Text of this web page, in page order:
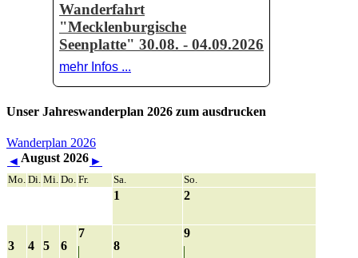
Wanderfahrt
"Mecklenburgische
Seenplatte" 30.08. - 04.09.2026
mehr Infos ...
Unser Jahreswanderplan 2026 zum ausdrucken
Wanderplan 2026
◄ August 2026 ►
Mo. Di. Mi. Do. Fr. Sa. So.
1 2
3 4 5 6
7
8
9